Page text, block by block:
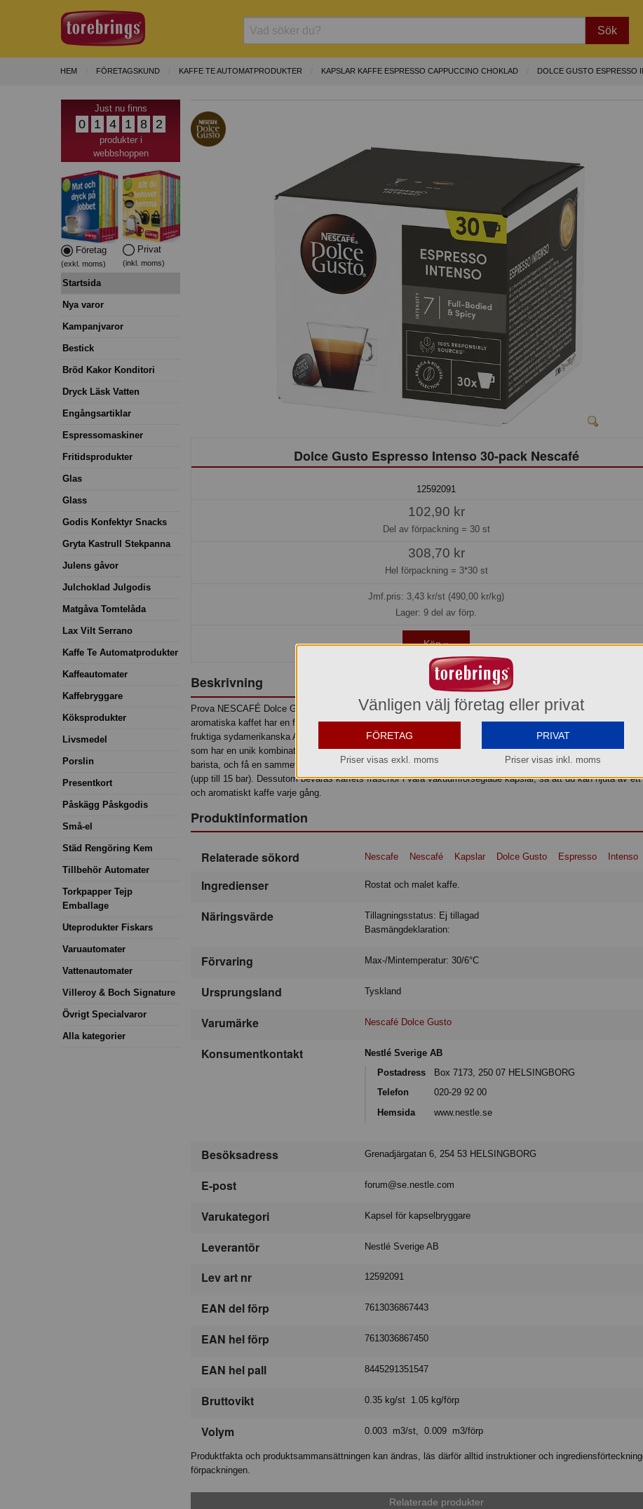
Sök
HEM FÖRETAGSKUND KAFFE TE AUTOMATPRODUKTER KAPSLAR KAFFE ESPRESSO CAPPUCCINO CHOKLAD DOLCE GUSTO ESPRESSO
Just nu finns
0 1 4 1 8 2
produkter i
webbshoppen
Företag
(exkl. moms)
Privat
(inkl. moms)
Startsida
Nya varor
Kampanjvaror
Bestick
Bröd Kakor Konditori
Dryck Läsk Vatten
Engångsartiklar
Espressomaskiner
Fritidsprodukter
Glas
Glass
Godis Konfektyr Snacks
Gryta Kastrull Stekpanna
Julens gåvor
Julchoklad Julgodis
Matgåva Tomtelåda
Lax Vilt Serrano
Kaffe Te Automatprodukter
Kaffeautomater
Kaffebryggare
Köksprodukter
Livsmedel
Porslin
Presentkort
Påskägg Påskgodis
Små-el
Städ Rengöring Kem
Tillbehör Automater
Torkpapper Tejp
Emballage
Uteprodukter Fiskars
Varuautomater
Vattenautomater
Villeroy & Boch Signature
Övrigt Specialvaror
Alla kategorier
Dolce Gusto Espresso Intenso 30-pack Nescafé
12592091
102,90 kr
Del av förpackning = 30 st
308,70 kr
Hel förpackning = 3*30 st
Jmf.pris: 3,43 kr/st (490,00 kr/kg)
Lager: 9 del av förp.
Köp »
Beskrivning
Prova NESCAFÉ Dolce Gusto Espresso Intenso, ett intensivt och mellanrostat kaffe med intensitet 7 av 11. Det
aromatiska kaffet har en fruktig doft, utsökt rostning och en tät, gyllene crema. Våra duktiga kaffespecialister
fruktiga sydamerikanska Arabica-bönor med Robusta-bönor för att få fram NESCAFÉ Dolce Gusto Espresso
som har en unik kombination av en intensiv arom och en mjuk avrundad smak. Brygg ditt kaffe som en
barista, och få en sammetslen crema på toppen – det kan du tack vare våra kaffemaskiners effektiva
(upp till 15 bar). Dessutom bevaras kaffets fräschör i våra vakuumförseglade kapslar, så att du kan njuta av
och aromatiskt kaffe varje gång.
Produktinformation
Relaterade sökord Nescafe Nescafé Kapslar Dolce Gusto Espresso Intenso
Ingredienser Rostat och malet kaffe.
Näringsvärde
Tillagningsstatus: Ej tillagad
Basmängdeklaration:
Förvaring Max-/Mintemperatur: 30/6°C
Ursprungsland Tyskland
Varumärke Nescafé Dolce Gusto
Konsumentkontakt
Nestlé Sverige AB
Postadress
Box 7173, 250 07 HELSINGBORG
Telefon
020-29 92 00
Hemsida
www.nestle.se
Besöksadress Grenadjärgatan 6, 254 53 HELSINGBORG
E-post forum@se.nestle.com
Varukategori Kapsel för kapselbryggare
Leverantör Nestlé Sverige AB
Lev art nr 12592091
EAN del förp 7613036867443
EAN hel förp 7613036867450
EAN hel pall 8445291351547
Bruttovikt 0.35 kg/st 1.05 kg/förp
Volym 0.003 m3/st, 0.009 m3/förp
Produktfakta och produktsammansättningen kan ändras, läs därför alltid instruktioner och
förpackningen.
Relaterade produkter
Vänligen välj företag eller privat
FÖRETAG
Priser visas exkl. moms
PRIVAT
Priser visas inkl. moms